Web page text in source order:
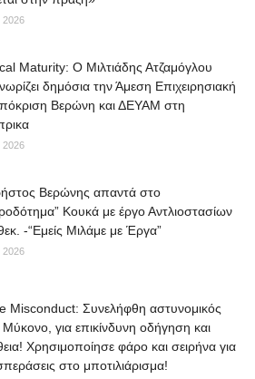
2026
Maturity: Ο Μιλτιάδης Ατζαμόγλου
δημόσια την Άμεση Επιχειρησιακή
Βερώνη και ΔΕΥΑΜ στη
2026
Βερώνης απαντά στο
Κουκά με έργο Αντλιοστασίων
-“Εμείς Μιλάμε με Έργα”
2026
Misconduct: Συνελήφθη αστυνομικός
για επικίνδυνη οδήγηση και
Χρησιμοποίησε φάρο και σειρήνα για
στο μποτιλιάρισμα!